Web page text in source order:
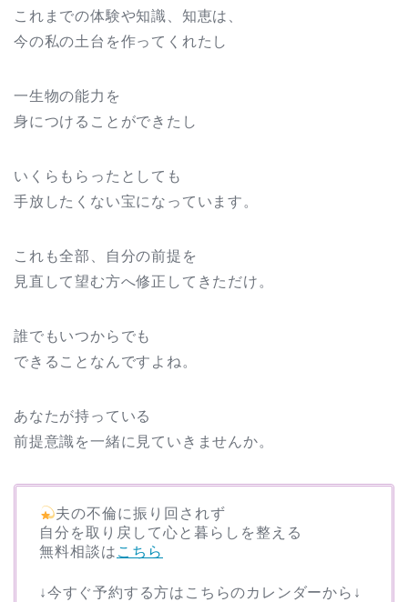
これまでの体験や知識、知恵は、
今の私の土台を作ってくれたし
一生物の能力を
身につけることができたし
いくらもらったとしても
手放したくない宝になっています。
これも全部、自分の前提を
見直して望む方へ修正してきただけ。
誰でもいつからでも
できることなんですよね。
あなたが持っている
前提意識を一緒に見ていきませんか。
夫の不倫に振り回されず
自分を取り戻して心と暮らしを整える
無料相談は こちら
↓今すぐ予約する方はこちらのカレンダーから↓